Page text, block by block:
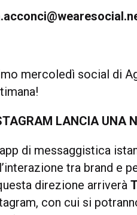
mercoledì social di
LANCIA UNA
di messaggistica
tra brand e
direzione arriverà
con cui si